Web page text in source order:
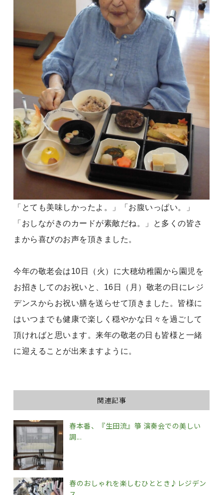
「とても美味しかったよ。」「お腹いっぱい。」
「おしながきのカードが素敵だね。」と多くの皆さ
まから喜びのお声を頂きました。
今年の敬老会は10日（火）に大穂幼稚園から園児を
お招きしてのお祝いと、16日（月）敬老の日にレジ
デンスからお祝い膳を送らせて頂きました。皆様に
はいつまでも健康で楽しく穏やかな日々を過ごして
頂ければと思います。来年の敬老の日も皆様と一緒
に迎えることが出来ますように。
関連記事
春本番、『生田流』箏 演奏会での美しい
調...
春のおしゃれを楽しむひととき♪レジデン